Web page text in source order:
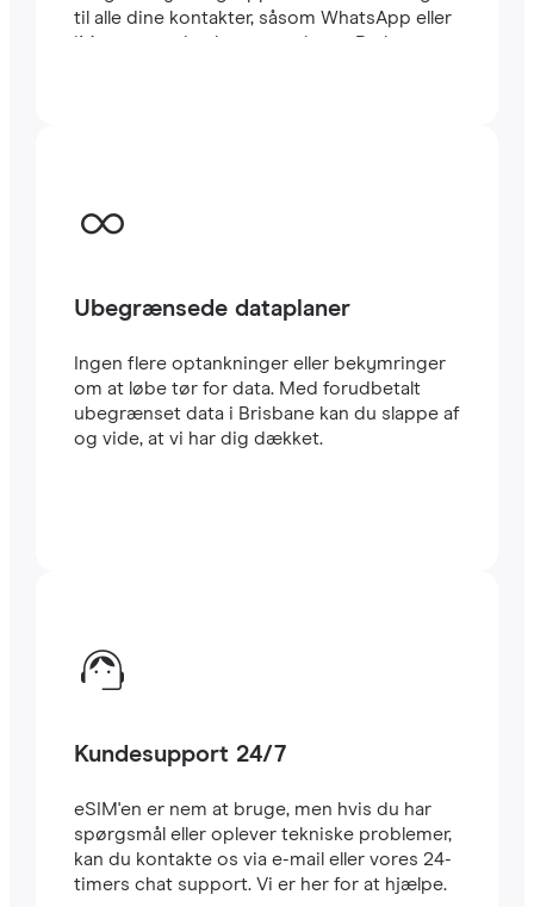
til alle dine kontakter, såsom WhatsApp eller
iMessage, uden begrænsninger. Du kan
Scan den med din mobil, og i løbet af få
Ubegrænsede dataplaner
Ingen flere optankninger eller bekymringer
om at løbe tør for data. Med forudbetalt
ubegrænset data i Brisbane kan du slappe af
og vide, at vi har dig dækket.
Kundesupport 24/7
eSIM'en er nem at bruge, men hvis du har
spørgsmål eller oplever tekniske problemer,
kan du kontakte os via e-mail eller vores 24-
timers chat support. Vi er her for at hjælpe.